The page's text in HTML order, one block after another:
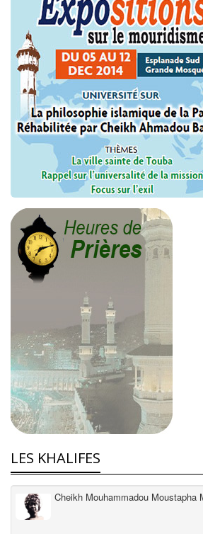
LES KHALIFES
Cheikh Mouhammadou Moustapha